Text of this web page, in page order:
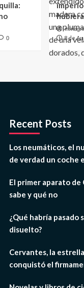
0
imperio
8 de
Recent Posts
Los neumáticos, el
de verdad un coche
El primer aparato de
sabe y qué no
¿Qué habría pasado
disuelto?
Cervantes, la
conquistó el